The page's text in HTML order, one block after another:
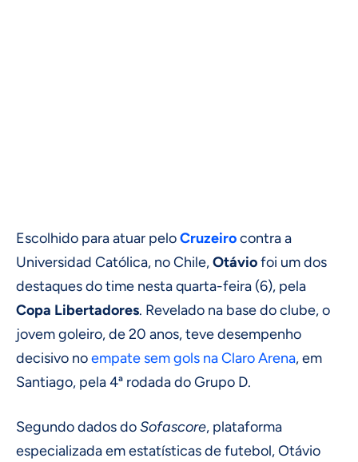
Escolhido para atuar peloCruzeirocontra a
Universidad Católica, no Chile,Otáviofoi um dos
destaques do time nesta quarta-feira (6), pela
Copa Libertadores. Revelado na base do clube, o
jovem goleiro, de 20 anos, teve desempenho
decisivo noempate sem gols na Claro Arena, em
Santiago, pela 4ª rodada do Grupo D.
Segundo dados doSofascore, plataforma
especializada em estatísticas de futebol, Otávio